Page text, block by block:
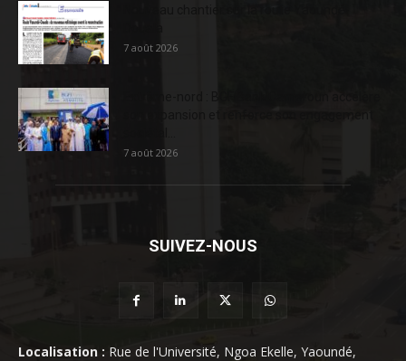
7 août 2026
7 août 2026
SUIVEZ-NOUS
Localisation : Rue de l'Université, Ngoa Ekelle, Yaoundé,